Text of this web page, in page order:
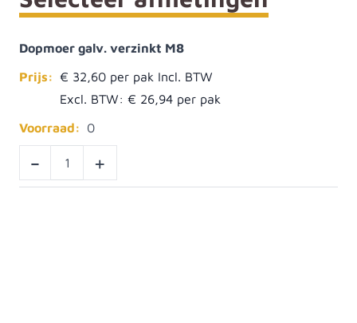
Dopmoer galv. verzinkt M8
Prijs: € 32,60
Excl. BTW: € 26,94
Voorraad:
0
- +